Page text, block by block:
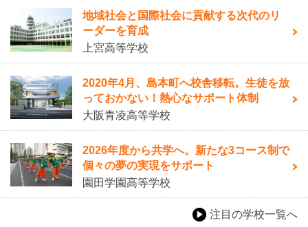
地域社会と国際社会に貢献する次代のリ
ーダーを育成
上宮高等学校
2020年4月、島本町へ校舎移転。生徒を放
っておかない！熱心なサポート体制
大阪青凌高等学校
2026年度から共学へ。新たな3コース制で
個々の夢の実現をサポート
園田学園高等学校
注目の学校一覧へ